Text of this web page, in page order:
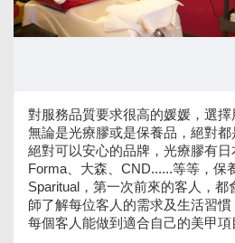
對服務品質要求很高的媛媛，選擇
無論是光療膠或是保養品，絕對
絕對可以安心的品牌，光療膠有日
Forma、大森、CND......等等，保
Sparitual，第一次前來的客人，都
師了解每位客人的需求及生活習
每個客人能做到適合自己的美甲項